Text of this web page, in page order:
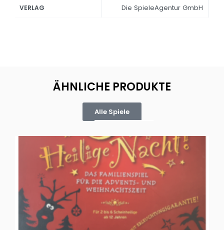
VERLAG Die SpieleAgentur GmbH
ÄHNLICHE PRODUKTE
Alle Spiele
Oh, heilige Nacht!